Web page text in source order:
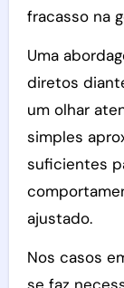
fracasso na
Uma
diretos
um olhar
simples
suficientes
ajustado.
Nos casos